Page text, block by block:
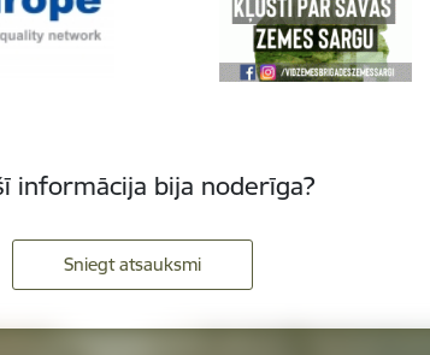
informācija bija noderīga?
Sniegt atsauksmi